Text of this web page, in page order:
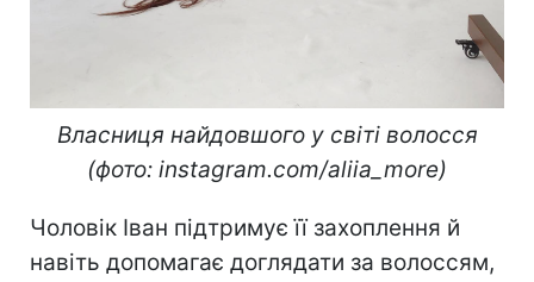
Власниця найдовшого у світі волосся
(фото: instagram.com/aliia_more)
Чоловік Іван підтримує її захоплення й
навіть допомагає доглядати за волоссям,